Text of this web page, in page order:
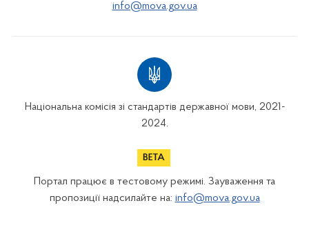
info@mova.gov.ua
Національна комісія зі стандартів державної мови, 2021-
2024.
Портал працює в тестовому режимі. Зауваження та
пропозиції надсилайте на: info@mova.gov.ua